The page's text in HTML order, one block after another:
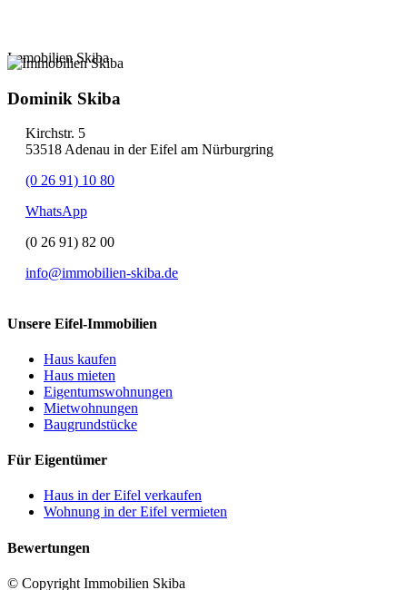
Immobilien Skiba
Dominik Skiba
Kirchstr. 5
53518 Adenau in der Eifel am Nürburgring
(0 26 91) 10 80
WhatsApp
(0 26 91) 82 00
info@immobilien-skiba.de
Unsere Eifel-Immobilien
Haus kaufen
Haus mieten
Eigentumswohnungen
Mietwohnungen
Baugrundstücke
Für Eigentümer
Haus in der Eifel verkaufen
Wohnung in der Eifel vermieten
Bewertungen
© Copyright Immobilien Skiba